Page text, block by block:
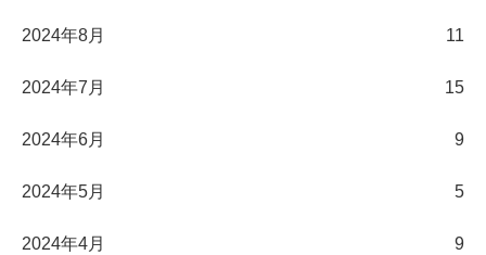
2024年8月 11
2024年7月 15
2024年6月 9
2024年5月 5
2024年4月 9